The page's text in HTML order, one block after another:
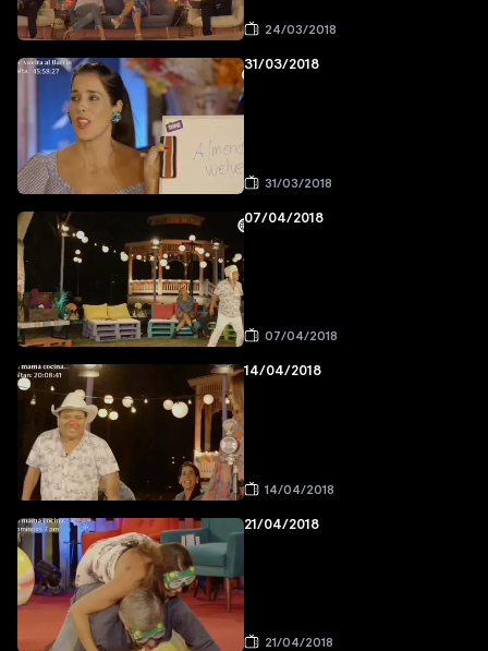
24/03/2018
31/03/2018
31/03/2018
07/04/2018
07/04/2018
14/04/2018
14/04/2018
21/04/2018
21/04/2018